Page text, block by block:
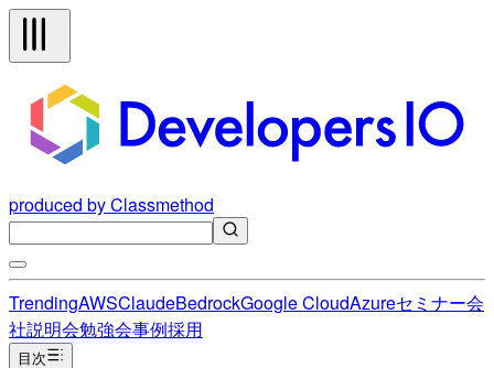
produced by Classmethod
TrendingAWSClaudeBedrockGoogle CloudAzureセミナー会
社説明会勉強会事例採用
目次